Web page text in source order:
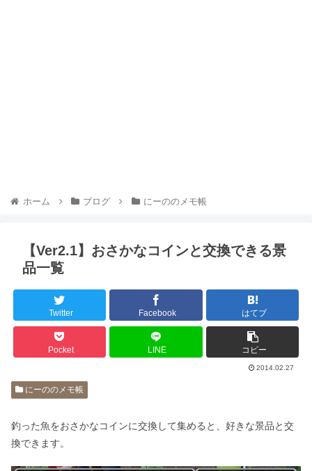
ホーム ブログ にーののメモ帳
【Ver2.1】おさかなコインと交換できる景
品一覧
Twitter Facebook はてブ
Pocket LINE コピー
2014.02.27
にーののメモ帳
釣った魚をおさかなコインに交換して集めると、好きな景品と交
換できます。